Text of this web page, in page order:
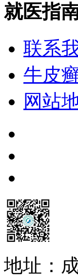
就医指
联系
牛皮
网站
地址：